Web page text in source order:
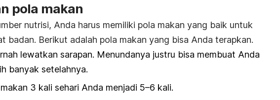
pola makan
nutrisi, Anda harus memiliki pola makan yang baik untuk
badan. Berikut adalah pola makan yang bisa Anda terapkan.
lewatkan sarapan. Menundanya justru bisa membuat Anda
banyak setelahnya.
3 kali sehari Anda menjadi 5–6 kali.